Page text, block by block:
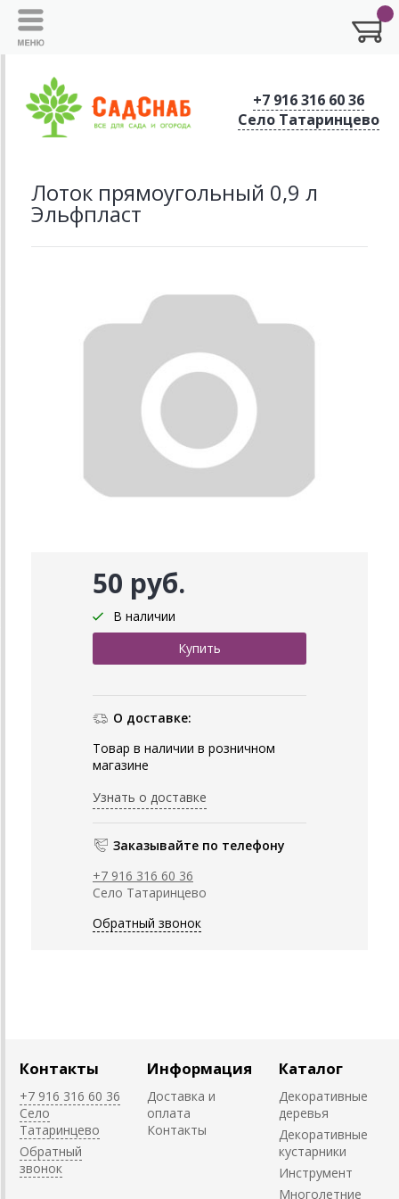
+7 916 316 60 36
Село Татаринцево
Лоток прямоугольный 0,9 л
Эльфпласт
50 руб.
В наличии
О доставке:
Товар в наличии в розничном
магазине
Узнать о доставке
Заказывайте по телефону
+7 916 316 60 36
Село Татаринцево
Обратный звонок
Контакты
+7 916 316 60 36
Село
Татаринцево
Обратный
звонок
Информация
Доставка и
оплата
Контакты
Каталог
Декоративные
деревья
Декоративные
кустарники
Инструмент
Многолетние